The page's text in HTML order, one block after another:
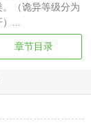
（诡异等级分为
）...
章节目录